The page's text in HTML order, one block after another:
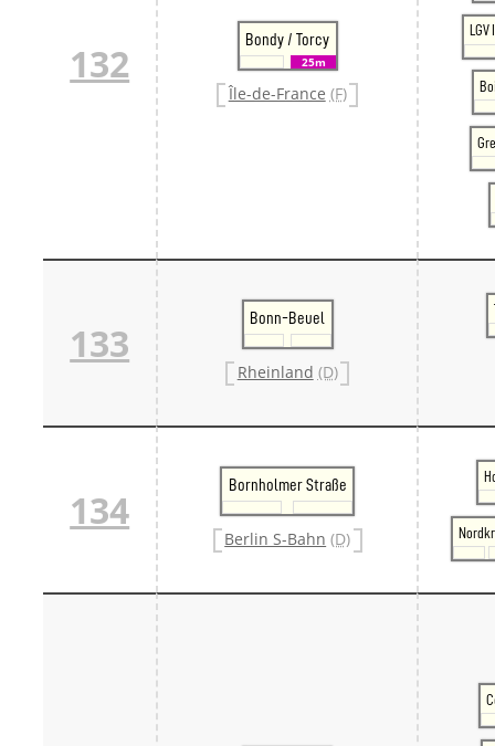
132
Bondy / Torcy
25m
Île-de-France (F)
133
Bonn-Beuel
Rheinland (D)
134
Bornholmer Straße
Berlin S-Bahn (D)